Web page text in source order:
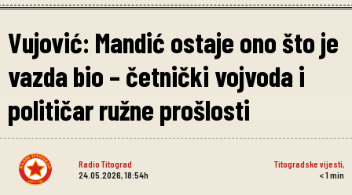
Vujović: Mandić ostaje ono što je
vazda bio – četnički vojvoda i
političar ružne prošlosti
Radio Titograd Titogradske vijesti
24.05.2026, 18:54h
< 1 min